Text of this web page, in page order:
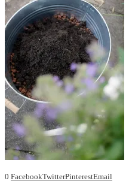
0 FacebookTwitterPinterestEmail